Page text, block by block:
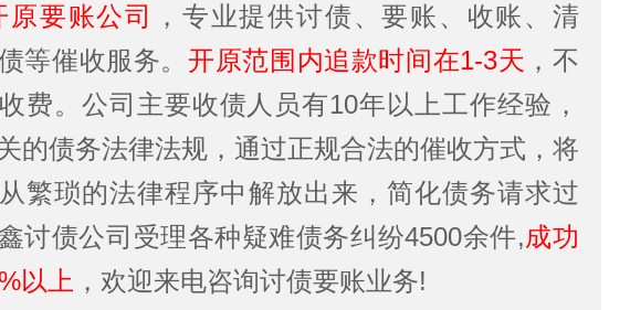
原要账公司
，专业提供讨债、要账、收账、清
等催收服务。开原范围内追款时间在1-3天 ，不
费。公司主要收债人员有10年以上工作经验，
的债务法律法规，通过正规合法的催收方式，将
繁琐的法律程序中解放出来，简化债务请求过
讨债公司受理各种疑难债务纠纷4500余件,成功
以上 ，欢迎来电咨询讨债要账业务!